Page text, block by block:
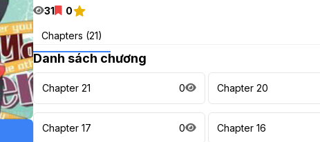
31
0
Chapters (21)
Danh sách chương
Chapter 21 0 Chapter 20
Chapter 17 0 Chapter 16